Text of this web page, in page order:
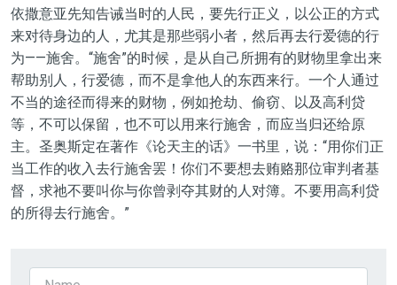
依撒意亚先知告诫当时的人民，要先行正义，以公正的方式
来对待身边的人，尤其是那些弱小者，然后再去行爱德的行
为——施舍。“施舍”的时候，是从自己所拥有的财物里拿出来
帮助别人，行爱德，而不是拿他人的东西来行。一个人通过
不当的途径而得来的财物，例如抢劫、偷窃、以及高利贷
等，不可以保留，也不可以用来行施舍，而应当归还给原
主。圣奥斯定在著作《论天主的话》一书里，说：“用你们正
当工作的收入去行施舍罢！你们不要想去贿赂那位审判者基
督，求祂不要叫你与你曾剥夺其财的人对簿。不要用高利贷
的所得去行施舍。”